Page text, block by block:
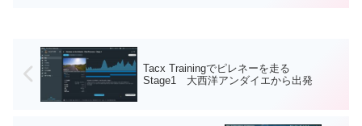
Tacx Trainingでピレネーを走る
Stage1 大西洋アンダイエから出発